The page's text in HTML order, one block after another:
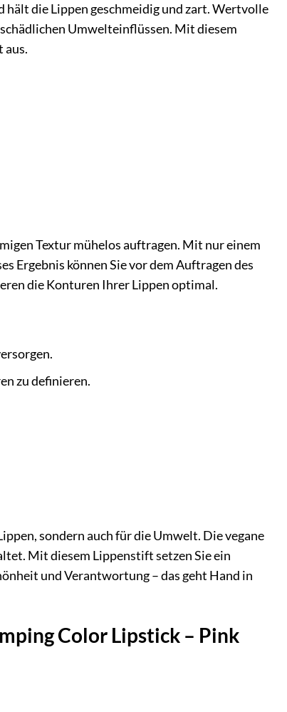
die Lippen geschmeidig und zart. Wertvolle
Umwelteinflüssen. Mit diesem
aus.
Textur mühelos auftragen. Mit nur einem
Ergebnis können Sie vor dem Auftragen des
die Konturen Ihrer Lippen optimal.
zu definieren.
sondern auch für die Umwelt. Die vegane
Mit diesem Lippenstift setzen Sie ein
und Verantwortung – das geht Hand in
Color Lipstick – Pink